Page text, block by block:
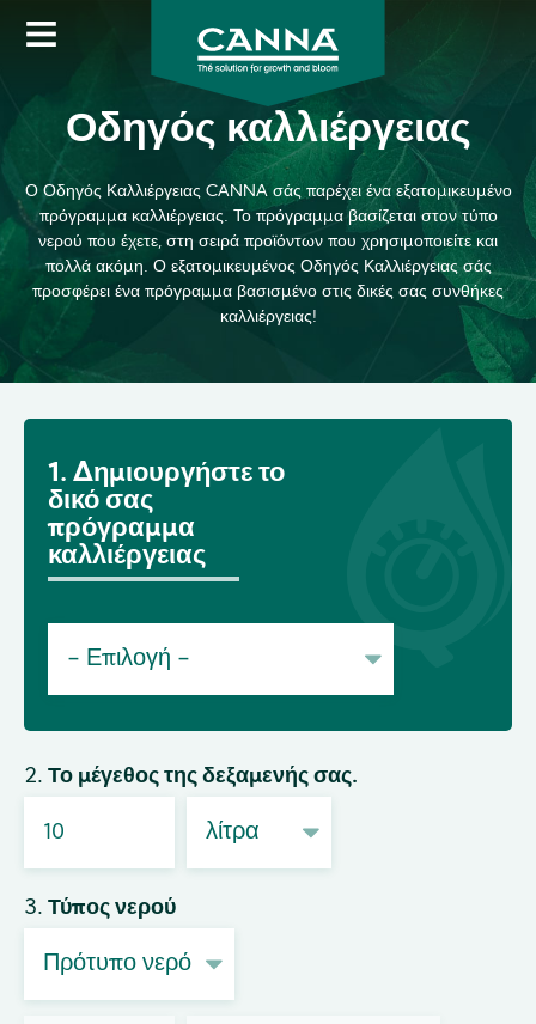
Skip
contentΟδηγός καλλιέργειας
Ο Οδηγός Καλλιέργειας CANNA σάς παρέχει ένα εξατομικευμένο
πρόγραμμα καλλιέργειας. Το πρόγραμμα βασίζεται στον τύπο
νερού που έχετε, στη σειρά προϊόντων που χρησιμοποιείτε και
πολλά ακόμη. Ο εξατομικευμένος Οδηγός Καλλιέργειας σάς
προσφέρει ένα πρόγραμμα βασισμένο στις δικές σας συνθήκες
καλλιέργειας!
1. Δημιουργήστε το
δικό σας
πρόγραμμα
καλλιέργειας
2. Το μέγεθος της δεξαμενής σας.
3. Τύπος νερού